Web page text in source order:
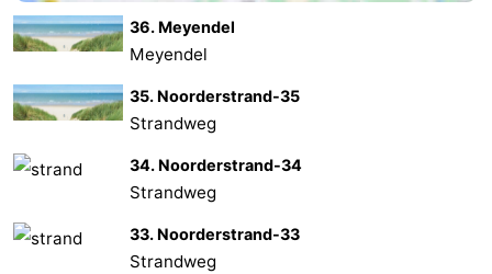
Zierikzee
-
Natur
-
Kop
Kontakt
36. Meyendel
Meyendel
35. Noorderstrand-35
Strandweg
34. Noorderstrand-34
Strandweg
33. Noorderstrand-33
Strandweg